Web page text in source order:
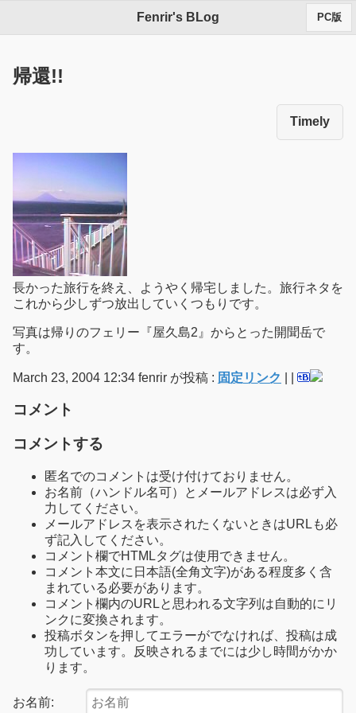
Fenrir's BLog PC版
帰還!!
Timely
長かった旅行を終え、ようやく帰宅しました。旅行ネタを
これから少しずつ放出していくつもりです。
写真は帰りのフェリー『屋久島2』からとった開聞岳で
す。
March 23, 2004 12:34 fenrir が投稿 : 固定リンク
コメント
コメントする
匿名でのコメントは受け付けておりません。
お名前（ハンドル名可）とメールアドレスは必ず入
力してください。
メールアドレスを表示されたくないときはURLも必
ず記入してください。
コメント欄でHTMLタグは使用できません。
コメント本文に日本語(全角文字)がある程度多く含
まれている必要があります。
コメント欄内のURLと思われる文字列は自動的にリ
ンクに変換されます。
投稿ボタンを押してエラーがでなければ、投稿は成
功しています。反映されるまでには少し時間がかか
ります。
お名前: